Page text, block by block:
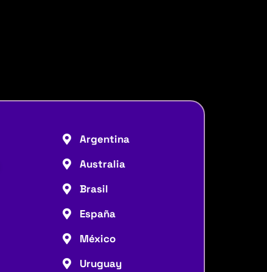
Argentina
Australia
Brasil
España
México
Uruguay